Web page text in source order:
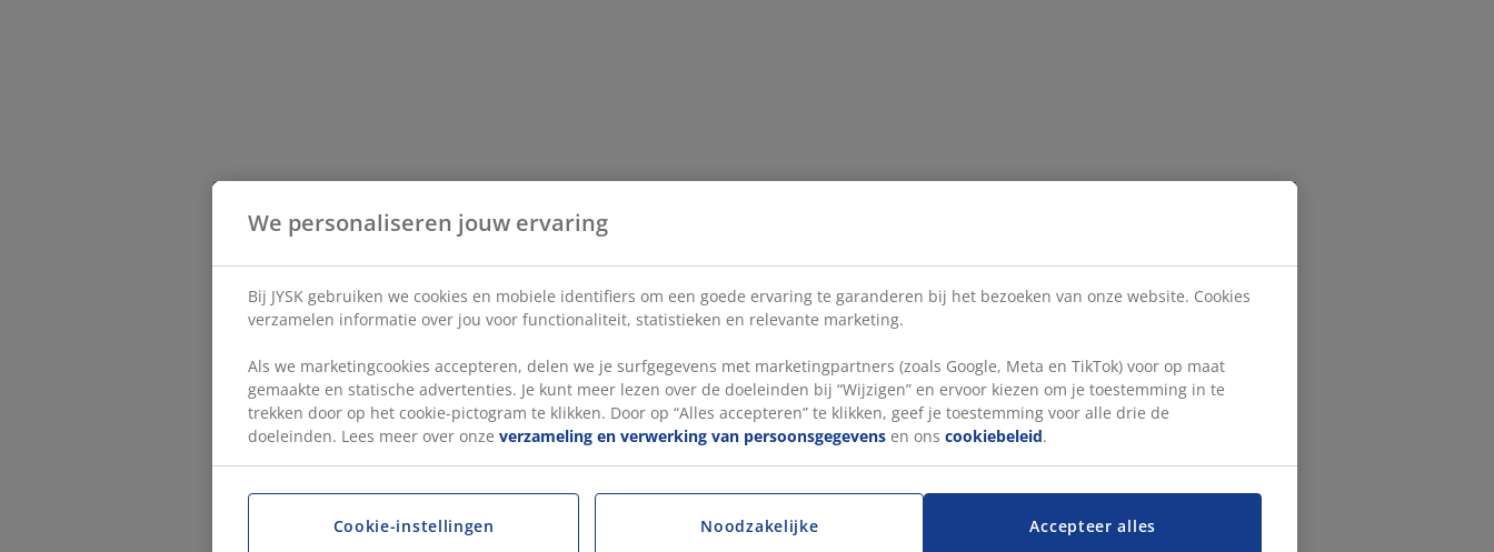
We personaliseren jouw ervaring
Bij JYSK gebruiken we cookies en mobiele identifiers om een goede ervaring te garanderen bij het bezoeken van onze website. Cookies
verzamelen informatie over jou voor functionaliteit, statistieken en relevante marketing.
Als we marketingcookies accepteren, delen we je surfgegevens met marketingpartners (zoals Google, Meta en TikTok) voor op maat
gemaakte en statische advertenties. Je kunt meer lezen over de doeleinden bij “Wijzigen” en ervoor kiezen om je toestemming in te
trekken door op het cookie-pictogram te klikken. Door op “Alles accepteren” te klikken, geef je toestemming voor alle drie de
doeleinden. Lees meer over onze verzameling en verwerking van persoonsgegevens en ons cookiebeleid.
Accepteer alles
Cookie-instellingen Noodzakelijke